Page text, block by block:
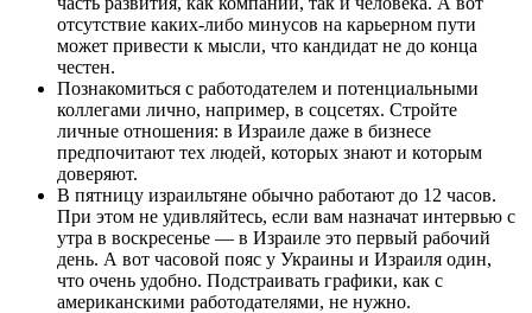
отсутствие каких-либо минусов на карьерном пути
может привести к мысли, что кандидат не до конца
честен.
Познакомиться с работодателем и потенциальными
коллегами лично, например, в соцсетях. Стройте
личные отношения: в Израиле даже в бизнесе
предпочитают тех людей, которых знают и которым
доверяют.
В пятницу израильтяне обычно работают до 12 часов.
При этом не удивляйтесь, если вам назначат интервью с
утра в воскресенье — в Израиле это первый рабочий
день. А вот часовой пояс у Украины и Израиля один,
что очень удобно. Подстраивать графики, как с
американскими работодателями, не нужно.